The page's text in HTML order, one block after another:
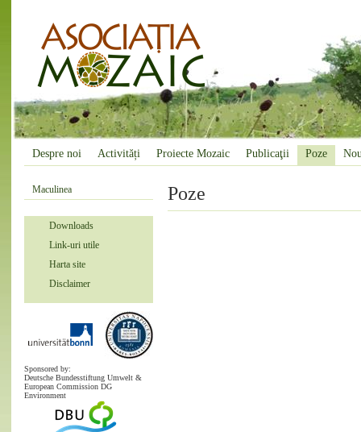
Despre noi Activități Proiecte Mozaic Publicaţii Poze
Maculinea
Downloads
Link-uri utile
Harta site
Disclaimer
Sponsored by:
Deutsche Bundesstiftung Umwelt &
European Commission DG
Environment
Poze